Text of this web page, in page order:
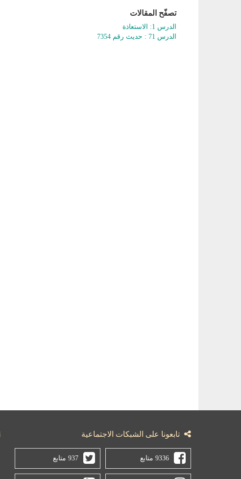
تصفّح المقالات
الدرس 1: الاستعاذة
الدرس 71 : حديث رقم 7354
تابعونا على الشبكات الاجتماعية
9336 متابع 937 متابع